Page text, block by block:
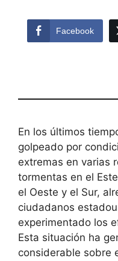
Facebook
En los últimos
golpeado por
extremas en varias
tormentas en el
el Oeste y el Sur,
ciudadanos
experimentado los
Esta situación ha
considerable sobre